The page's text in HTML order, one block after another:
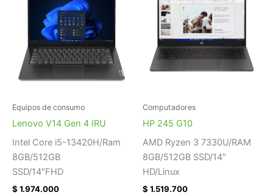
Equipos de consumo
Lenovo V14 Gen 4 IRU
Intel Core i5-13420H/Ram
8GB/512GB
SSD/14″FHD
$ 1.974.000
Computadores
HP 245 G10
AMD Ryzen 3 7330U/RAM
8GB/512GB SSD/14″
HD/Linux
$ 1.519.700